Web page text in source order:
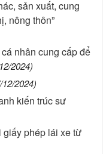
sản xuất, cung
nông thôn”
nhân cung cấp để
2024)
12/2024)
kiến trúc sư
giấy phép lái xe từ